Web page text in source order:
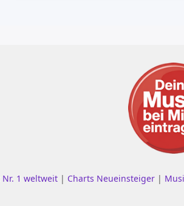
Nr. 1 weltweit | Charts Neueinsteiger |